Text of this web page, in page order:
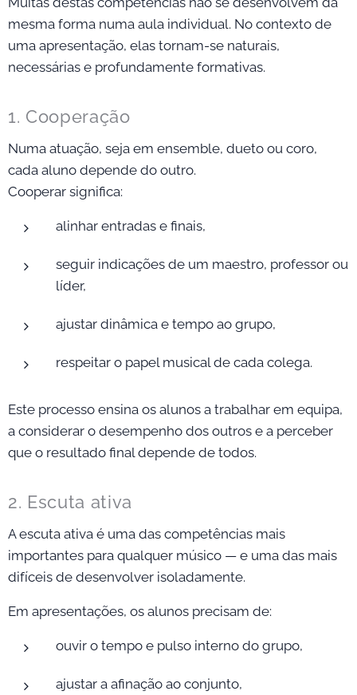
mesma forma numa aula individual. No contexto de
uma apresentação, elas tornam-se naturais,
necessárias e profundamente formativas.
1. Cooperação
Numa atuação, seja em ensemble, dueto ou coro,
cada aluno depende do outro.
Cooperar significa:
alinhar entradas e finais,
seguir indicações de um maestro, professor ou
líder,
ajustar dinâmica e tempo ao grupo,
respeitar o papel musical de cada colega.
Este processo ensina os alunos a trabalhar em equipa,
a considerar o desempenho dos outros e a perceber
que o resultado final depende de todos.
2. Escuta ativa
A escuta ativa é uma das competências mais
importantes para qualquer músico — e uma das mais
difíceis de desenvolver isoladamente.
Em apresentações, os alunos precisam de:
ouvir o tempo e pulso interno do grupo,
ajustar a afinação ao conjunto,